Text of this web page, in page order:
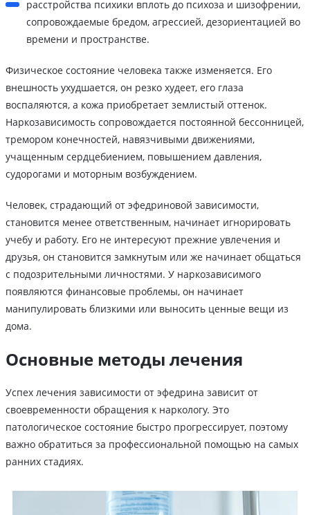
расстройства психики вплоть до психоза и шизофрении,
сопровождаемые бредом, агрессией, дезориентацией во
времени и пространстве.
Физическое состояние человека также изменяется. Его
внешность ухудшается, он резко худеет, его глаза
воспаляются, а кожа приобретает землистый оттенок.
Наркозависимость сопровождается постоянной бессонницей,
тремором конечностей, навязчивыми движениями,
учащенным сердцебиением, повышением давления,
судорогами и моторным возбуждением.
Человек, страдающий от эфедриновой зависимости,
становится менее ответственным, начинает игнорировать
учебу и работу. Его не интересуют прежние увлечения и
друзья, он становится замкнутым или же начинает общаться
с подозрительными личностями. У наркозависимого
появляются финансовые проблемы, он начинает
манипулировать близкими или выносить ценные вещи из
дома.
Основные методы лечения
Успех лечения зависимости от эфедрина зависит от
своевременности обращения к наркологу. Это
патологическое состояние быстро прогрессирует, поэтому
важно обратиться за профессиональной помощью на самых
ранних стадиях.